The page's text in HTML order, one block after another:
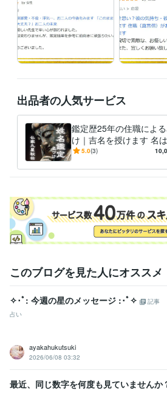
24時間以内にお返事いたします
基本的に、真言念誦の後に
テキスト鑑定を修しております
なお、鑑定のお渡しが
深夜になることもあります
夜間は
通知をオフにしてお休みください
ライフスタイル・その他 / 占い師 経験年
ライフスタイル・その他 / その他 経験年
受賞歴
ココナラ初出品 法話会　コロナ前まで15
ました！
レギュラーランク獲得
電話占
プロンズランク獲得 プラチナランク獲得
その他ツール
真言密教:26年
語学力
タイ語 日常会話レベル
出品者の人気サービス
鑑定歴25年の住職によ
け｜吉名を授けます 名
を表す｜赤ちゃん・会
5.0(3)
このブログを見た人にオススメ
✧･ﾟ: 今週の星のメッセージ :･ﾟ✧
記事
占い
ayakahukutsuki
2026/06/08 03:32
最近、同じ数字を何度も見ていませんか